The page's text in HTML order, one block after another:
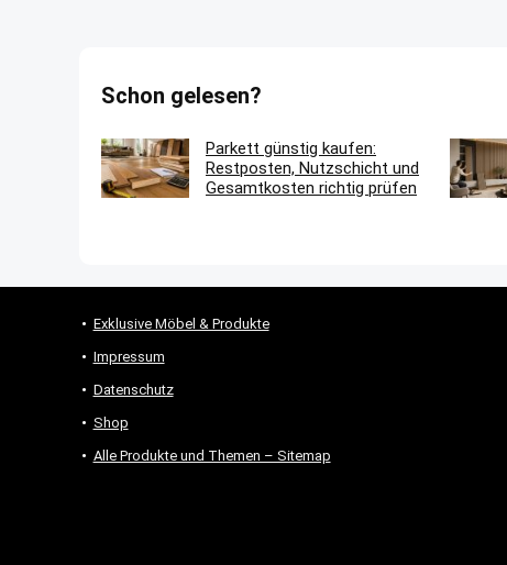
Schon gelesen?
Parkett günstig kaufen:
Restposten, Nutzschicht und
Gesamtkosten richtig prüfen
Exklusive Möbel & Produkte
Impressum
Datenschutz
Shop
Alle Produkte und Themen – Sitemap